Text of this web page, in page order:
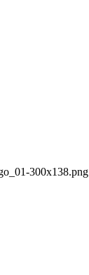
300x138.png